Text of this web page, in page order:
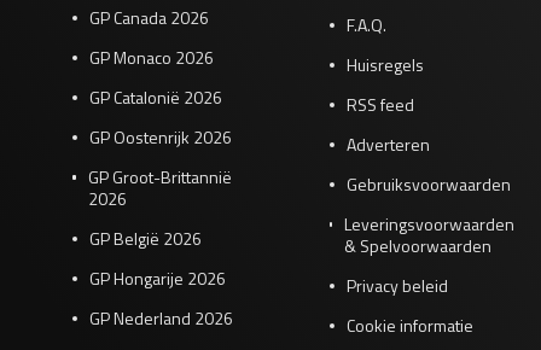
GP Canada 2026
GP Monaco 2026
GP Catalonië 2026
GP Oostenrijk 2026
GP Groot-Brittannië
2026
GP België 2026
GP Hongarije 2026
GP Nederland 2026
F.A.Q.
Huisregels
RSS feed
Adverteren
Gebruiksvoorwaarden
Leveringsvoorwaarden
& Spelvoorwaarden
Privacy beleid
Cookie informatie